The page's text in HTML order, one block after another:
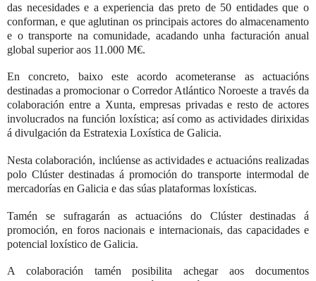
das necesidades e a experiencia daspreto de 50 entidades que o
conforman, e que aglutinan os principais actores do almacenamento
e o transporte na comunidade, acadando unha facturación anual
global superior aos 11.000 M€.
En concreto, baixo este acordo acometeranse as actuacións
destinadas a promocionar o Corredor Atlántico Noroeste a través da
colaboración entre a Xunta, empresas privadas e resto de actores
involucrados na función loxística; así como as actividades dirixidas
á divulgación da Estratexia Loxística de Galicia.
Nesta colaboración, inclúense as actividades e actuacións realizadas
polo Clúster destinadas á promoción do transporte intermodal de
mercadorías en Galicia e das súas plataformas loxísticas.
Tamén se sufragarán as actuacións do Clúster destinadas á
promoción, en foros nacionais e internacionais, das capacidades e
potencial loxístico de Galicia.
A colaboración tamén posibilita achegar aos documentos